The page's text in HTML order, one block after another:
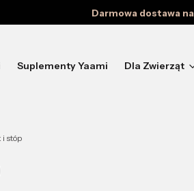
Darmowa dostawa
Suplementy Yaami Dla Zwierząt
i stóp